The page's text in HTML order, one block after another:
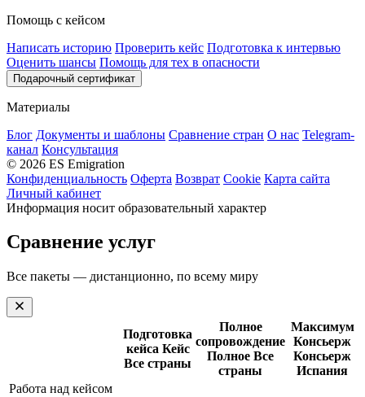
Помощь с кейсом
Написать историю Проверить кейс Подготовка к интервью
Оценить шансы Помощь для тех в опасности
Подарочный сертификат
Материалы
Блог Документы и шаблоны Сравнение стран О нас Telegram-
канал Консультация
© 2026 ES Emigration
Конфиденциальность Оферта Возврат Cookie Карта сайта
Личный кабинет
Информация носит образовательный характер
Сравнение услуг
Все пакеты — дистанционно, по всему миру
Подготовка
кейса Кейс
Все страны
Полное
сопровождение
Полное Все
страны
Максимум
Консьерж
Консьерж
Испания
Работа над кейсом